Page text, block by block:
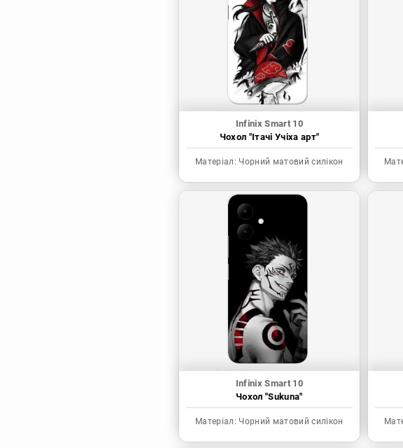
Infinix Smart 10
Чохол "Ітачі Учіха арт"
Матеріал: Чорний матовий силікон
Infinix Smart 10
Чохол "Sukuna"
Матеріал: Чорний матовий силікон